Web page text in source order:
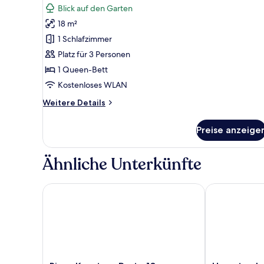
Doppelzimmer
(Parkseite)
anzeigen
Bewertungen)
Blick auf den Garten
18 m²
1 Schlafzimmer
Platz für 3 Personen
1 Queen-Bett
Kostenloses WLAN
Weitere Details
Weitere
(Parkseite)
Preise
Ähnliche Unterkünfte
Rioca Konstanz Posto 10 Hampton by